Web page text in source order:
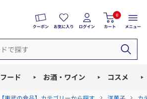
クーポン お気に入り ログイン
0
カート メニュー
フード お酒・ワイン コスメ